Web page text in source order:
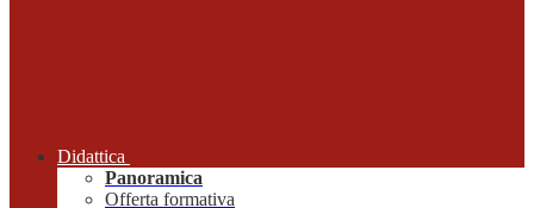
Didattica
Panoramica
Offerta formativa